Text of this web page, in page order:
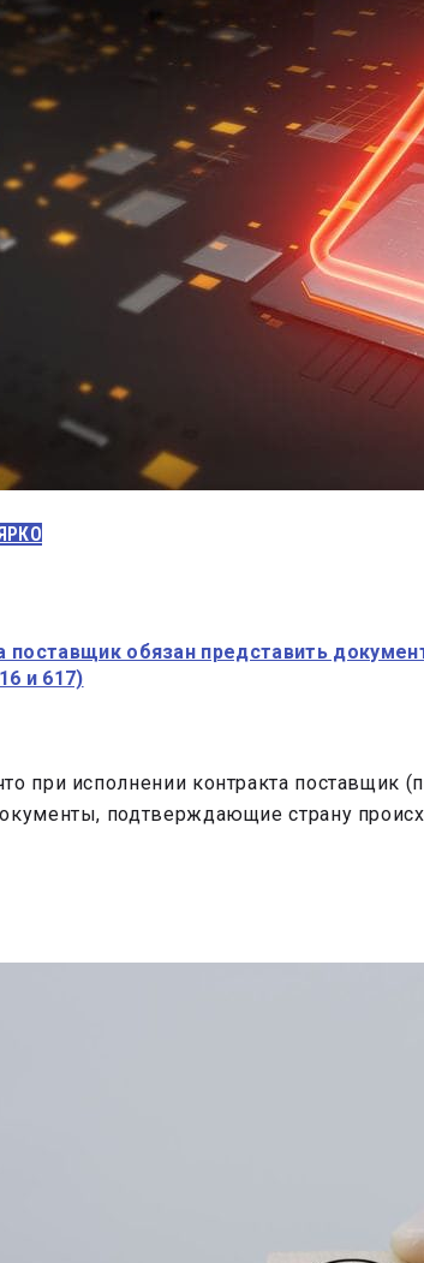
поставщик обязан представить
и 617)
при исполнении контракта поставщик
подтверждающие страну